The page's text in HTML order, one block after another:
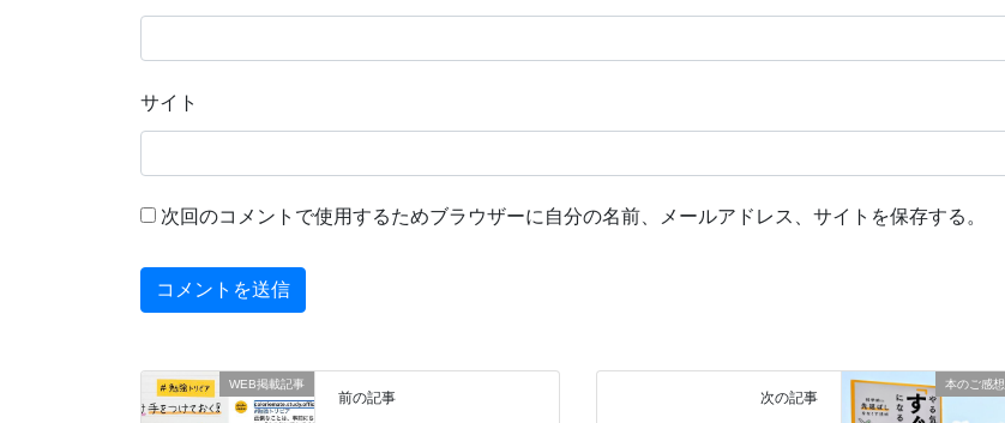
サイト
次回のコメントで使用するためブラウザーに自分の名前、メールアドレス、サイトを保存する。
WEB掲載記事
前の記事
本のご感想
次の記事